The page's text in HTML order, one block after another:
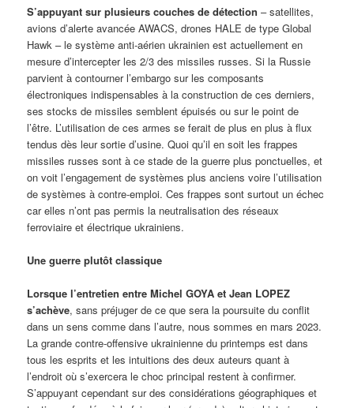
S’appuyant sur plusieurs couches de détection – satellites,
avions d’alerte avancée AWACS, drones HALE de type Global
Hawk – le système anti-aérien ukrainien est actuellement en
mesure d’intercepter les 2/3 des missiles russes. Si la Russie
parvient à contourner l’embargo sur les composants
électroniques indispensables à la construction de ces derniers,
ses stocks de missiles semblent épuisés ou sur le point de
l’être. L’utilisation de ces armes se ferait de plus en plus à flux
tendus dès leur sortie d’usine. Quoi qu’il en soit les frappes
missiles russes sont à ce stade de la guerre plus ponctuelles, et
on voit l’engagement de systèmes plus anciens voire l’utilisation
de systèmes à contre-emploi. Ces frappes sont surtout un échec
car elles n’ont pas permis la neutralisation des réseaux
ferroviaire et électrique ukrainiens.
Une guerre plutôt classique
Lorsque l’entretien entre Michel GOYA et Jean LOPEZ
s’achève, sans préjuger de ce que sera la poursuite du conflit
dans un sens comme dans l’autre, nous sommes en mars 2023.
La grande contre-offensive ukrainienne du printemps est dans
tous les esprits et les intuitions des deux auteurs quant à
l’endroit où s’exercera le choc principal restent à confirmer.
S’appuyant cependant sur des considérations géographiques et